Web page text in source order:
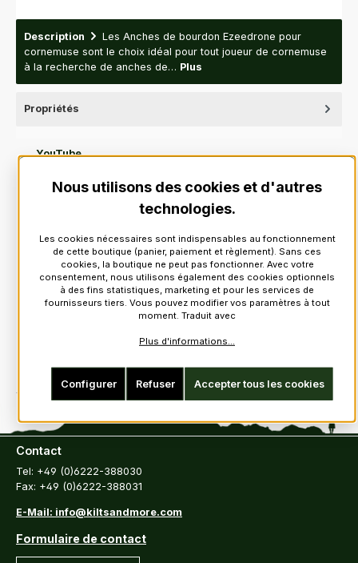
Description
Les Anches de bourdon Ezeedrone pour
cornemuse sont le choix idéal pour tout joueur de cornemuse
à la recherche de anches de… Plus
Propriétés
YouTube
Contact
Tel: +49 (0)6222-388030
Fax: +49 (0)6222-388031
E-Mail: info@kiltsandmore.com
Formulaire de contact
Nous utilisons des cookies et d'autres
technologies.
Les cookies nécessaires sont indispensables au fonctionnement
de cette boutique (panier, paiement et règlement). Sans ces
cookies, la boutique ne peut pas fonctionner. Avec votre
consentement, nous utilisons également des cookies optionnels
à des fins statistiques, marketing et pour les services de
fournisseurs tiers. Vous pouvez modifier vos paramètres à tout
moment. Traduit avec
Plus d'informations...
Refuser
Configurer Accepter tous les cookies